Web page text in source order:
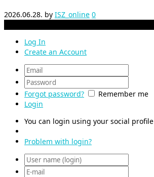
2026.06.28. by ISZ_online 0
Log In
Create an Account
Forgot password?
Remember me
Login
You can login using your social profile
Problem with login?